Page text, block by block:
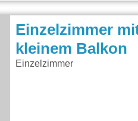
Einzelzimmer
kleinem Balkon
Einzelzimmer